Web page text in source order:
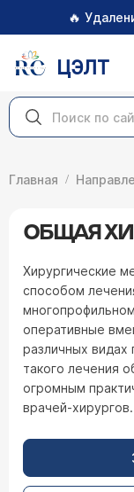
🔥
ЦЭЛТ
Главная
ОБЩАЯ
Хирургические
способом
оперативные
различных видах
такого лечения
огромным
врачей-хирургов.